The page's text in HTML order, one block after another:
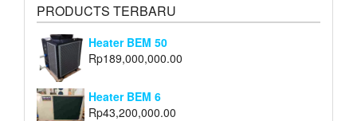
PRODUCTS TERBARU
Heater BEM 50
Rp189,000,000.00
Heater BEM 6
Rp43,200,000.00